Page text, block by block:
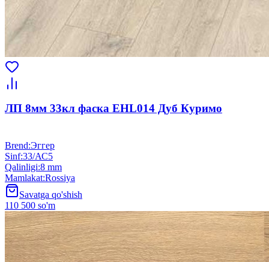
ЛП 8мм 33кл фаска EHL014 Дуб Куримо
Brend:Эггер
Sinf:33/АС5
Qalinligi:8 mm
Mamlakat:Rossiya
Savatga qo'shish
110 500 so'm